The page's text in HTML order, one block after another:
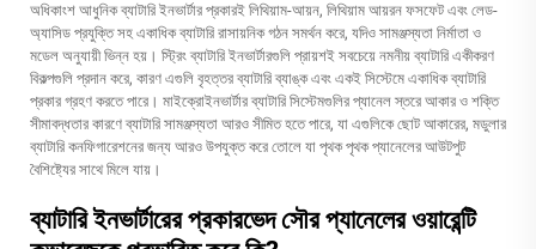
অধিকাংশ আধুনিক ব্যাটারি ইনভার্টার প্রকারই লিথিয়াম-আয়ন, লিথিয়াম আয়রন ফসফেট এবং লেড-
অ্যাসিড প্রযুক্তি সহ একাধিক ব্যাটারি রাসায়নিক গঠন সমর্থন করে, যদিও সামঞ্জস্যতা নির্মাতা ও
মডেল অনুযায়ী ভিন্ন হয়। স্ট্রিং ব্যাটারি ইনভার্টারগুলি প্রায়শই সবচেয়ে নমনীয় ব্যাটারি একীকরণ
বিকল্পগুলি প্রদান করে, কারণ এগুলি বৃহত্তর ব্যাটারি ব্যাঙ্ক এবং একই সিস্টেমে একাধিক ব্যাটারি
প্রকার গ্রহণ করতে পারে। মাইক্রোইনভার্টার ব্যাটারি সিস্টেমগুলির প্যানেল স্তরে আকার ও শক্তি
সীমাবদ্ধতার কারণে ব্যাটারি সামঞ্জস্যতা আরও সীমিত হতে পারে, যা এগুলিকে ছোট আকারের, মডুলার
ব্যাটারি কনফিগারেশনের জন্য আরও উপযুক্ত করে তোলে যা পৃথক পৃথক প্যানেলের আউটপুট
বৈশিষ্ট্যের সাথে মিলে যায়।
ব্যাটারি ইনভার্টারের প্রকারভেদ সৌর প্যানেলের ওয়ারেন্টি